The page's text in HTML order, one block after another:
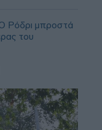
Ρόδρι μπροστά
του